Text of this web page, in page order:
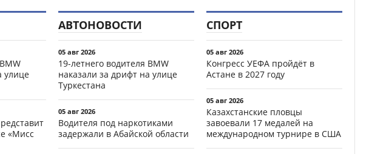
улице
«Мисс
АВТОНОВОСТИ
05 авг 2026
19-летнего водителя BMW
наказали за дрифт на улице
Туркестана
05 авг 2026
Водителя под наркотиками
задержали в Абайской области
СПОРТ
05 авг 2026
Конгресс УЕФА пройдёт в
Астане в 2027 году
05 авг 2026
Казахстанские пловцы
завоевали 17 медалей на
международном турнире в США